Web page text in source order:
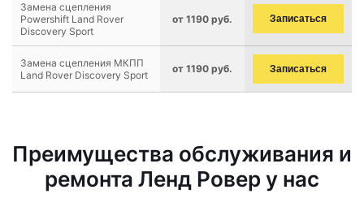
Замена сцепления
Powershift Land Rover
Discovery Sport
от 1190 руб. Записаться
Замена сцепления МКПП
Land Rover Discovery Sport
от 1190 руб. Записаться
Преимущества обслуживания и
ремонта Ленд Ровер у нас